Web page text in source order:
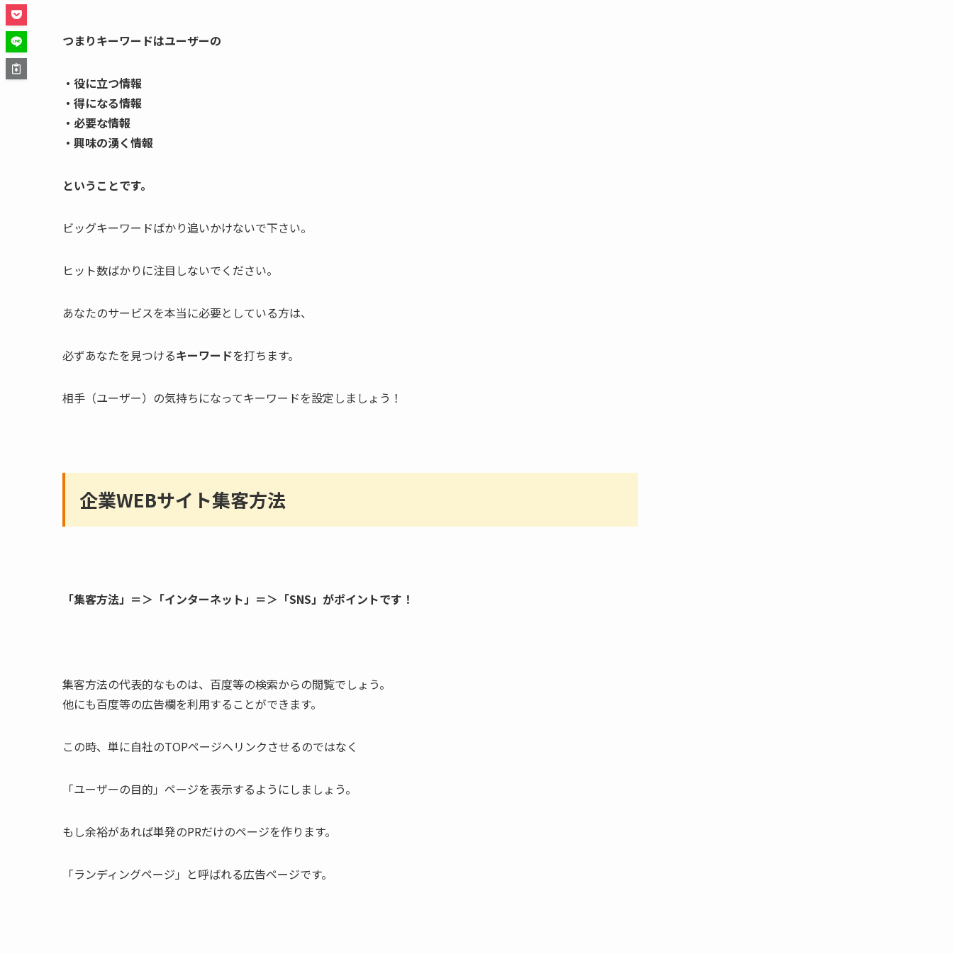
つまりキーワードはユーザーの
・役に立つ情報
・得になる情報
・必要な情報
・興味の湧く情報
ということです。
ビッグキーワードばかり追いかけないで下さい。
ヒット数ばかりに注目しないでください。
あなたのサービスを本当に必要としている方は、
必ずあなたを見つけるキーワードを打ちます。
相手（ユーザー）の気持ちになってキーワードを設定しましょう！
企業WEBサイト集客方法
「集客方法」＝＞「インターネット」＝＞「SNS」がポイントです！
集客方法の代表的なものは、百度等の検索からの閲覧でしょう。
他にも百度等の広告欄を利用することができます。
この時、単に自社のTOPページへリンクさせるのではなく
「ユーザーの目的」ページを表示するようにしましょう。
もし余裕があれば単発のPRだけのページを作ります。
「ランディングページ」と呼ばれる広告ページです。